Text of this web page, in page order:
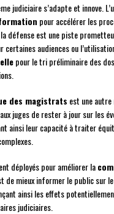
judiciaire s’adapte et innove.
pour accélérer les
défense est une piste
certaines audiences ou
pour le tri préliminaire des
des magistrats est une
juges de rester à jour sur les
ainsi leur capacité à traiter
déployés pour améliorer la
de mieux informer le public sur
ainsi les effets
judiciaires.